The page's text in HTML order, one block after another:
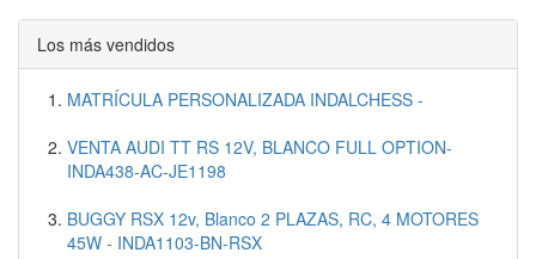
Los más vendidos
MATRÍCULA PERSONALIZADA INDALCHESS -
VENTA AUDI TT RS 12V, BLANCO FULL OPTION-
INDA438-AC-JE1198
BUGGY RSX 12v, Blanco 2 PLAZAS, RC, 4 MOTORES
45W - INDA1103-BN-RSX